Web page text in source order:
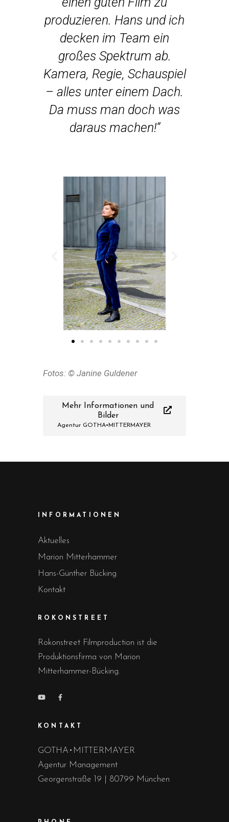
produzieren. Hans und ich
decken im Team ein
großes Spektrum ab.
Kamera, Regie, Schauspiel
– alles unter einem Dach.
Da muss man doch was
daraus machen!“
Fotos: © Janine Guldener
Mehr Informationen und
Bilder
Agentur GOTHA•MITTERMAYER
INFORMATIONEN
Aktuelles
Marion Mitterhammer
Hans-Günther Bücking
Kontakt
ROKONSTREET
Rokonstreet Filmproduction ist die
Produktionsfirma von Marion
Mitterhammer-Bücking.
KONTAKT
GOTHA•MITTERMAYER
Agentur Management
Georgenstraße 19 | 80799 München